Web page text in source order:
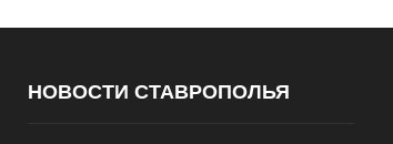
НОВОСТИ СТАВРОПОЛЬЯ